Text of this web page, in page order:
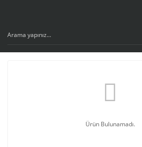
Ürün Bulunamadı.